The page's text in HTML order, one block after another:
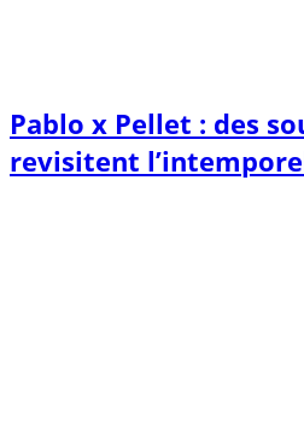
Pablo x Pellet : des
revisitent